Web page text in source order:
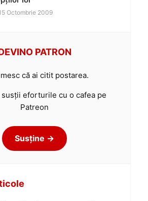
Octombrie 2009
PATRON
că ai citit postarea.
susții eforturile cu o cafea pe
Patreon
Susține →